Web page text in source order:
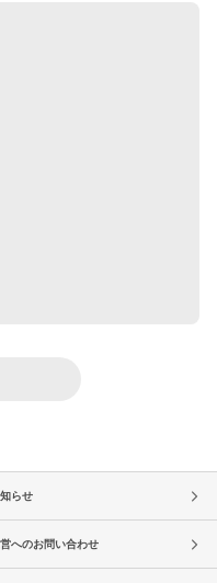
らせ
へのお問い合わせ